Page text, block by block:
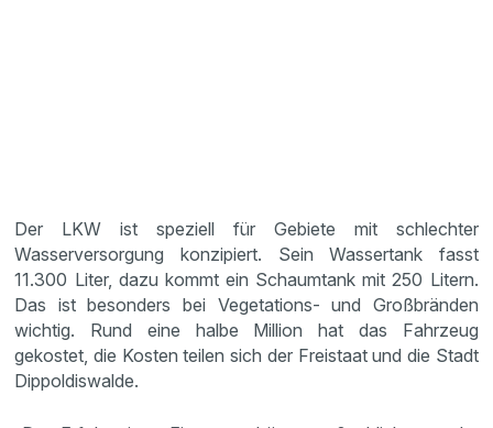
Der LKW ist speziell für Gebiete mit schlechter
Wasserversorgung konzipiert. Sein Wassertank fasst
11.300 Liter, dazu kommt ein Schaumtank mit 250 Litern.
Das ist besonders bei Vegetations- und Großbränden
wichtig. Rund eine halbe Million hat das Fahrzeug
gekostet, die Kosten teilen sich der Freistaat und die Stadt
Dippoldiswalde.